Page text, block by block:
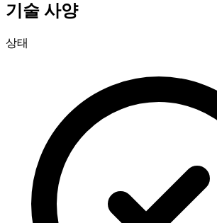
기술 사양
상태